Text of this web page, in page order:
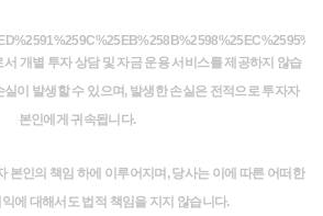
개별 투자 상담 및 자금 운용 서비스를 제공하지 않습
이 발생할 수 있으며, 발생한 손실은 전적으로 투자자
본인에게 귀속됩니다.
본인의 책임 하에 이루어지며, 당사는 이에 따른 어떠한
에 대해서도 법적 책임을 지지 않습니다.